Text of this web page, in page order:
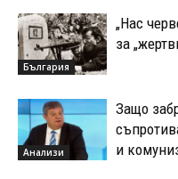
България
„Нас
за
Анализи
Защо
и